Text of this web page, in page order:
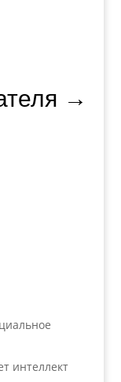
→
интеллект